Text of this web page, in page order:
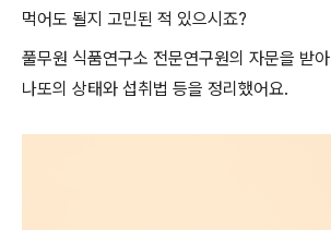
먹어도 될지 고민된 적 있으시죠?
풀무원 식품연구소 전문연구원의 자문을 받아
나또의 상태와 섭취법 등을 정리했어요.